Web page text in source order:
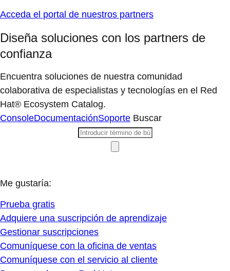
Acceda el portal de nuestros partners
Diseña soluciones con los partners de
confianza
Encuentra soluciones de nuestra comunidad
colaborativa de especialistas y tecnologías en el Red
Hat® Ecosystem Catalog.
ConsoleDocumentaciónSoporte Buscar
Me gustaría:
Prueba gratis
Adquiere una suscripción de aprendizaje
Gestionar suscripciones
Comuníquese con la oficina de ventas
Comuníquese con el servicio al cliente